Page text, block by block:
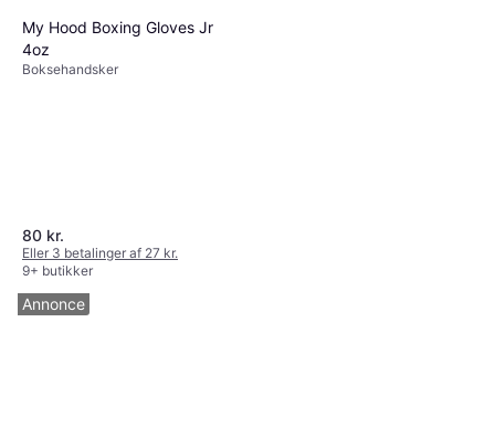
My Hood Boxing Gloves Jr
4oz
Boksehandsker
80 kr.
Eller 3 betalinger af 27 kr.
9+ butikker
Annonce